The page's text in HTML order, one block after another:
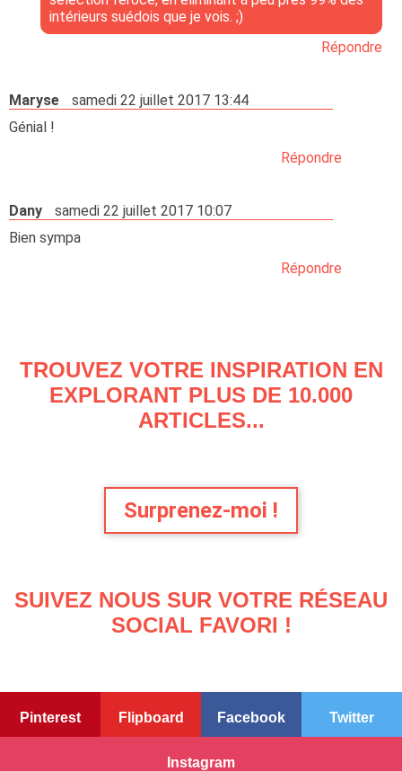
intérieurs suédois que je vois. ;)
Répondre
Maryse
samedi 22 juillet 2017 13:44
Génial !
Répondre
Dany
samedi 22 juillet 2017 10:07
Bien sympa
Répondre
TROUVEZ VOTRE INSPIRATION EN
EXPLORANT PLUS DE 10.000
ARTICLES...
Surprenez-moi !
SUIVEZ NOUS SUR VOTRE RÉSEAU
SOCIAL FAVORI !
Pinterest Flipboard Facebook Twitter
Instagram